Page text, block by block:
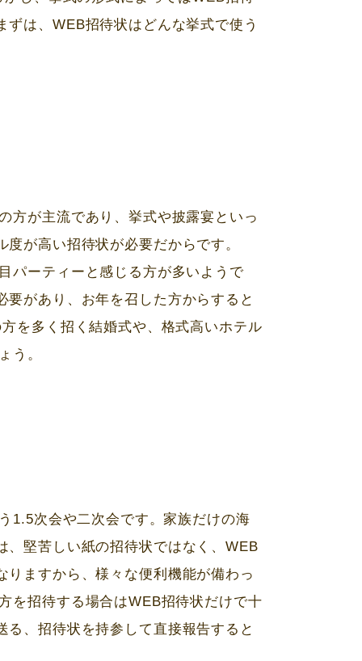
は、 WEB招待状はどんな挙式で使う
方が主流であり、挙式や披露宴といっ
が高い招待状が必要だからです。
パーティーと感じる方が多いようで
があり、お年を召した方からすると
を多く招く結婚式や、格式高いホテル
う。
1.5次会や二次会です。家族だけの海
、堅苦しい紙の招待状ではなく、WEB
ますから、様々な便利機能が備わっ
を招待する場合はWEB招待状だけで十
、招待状を持参して直接報告すると